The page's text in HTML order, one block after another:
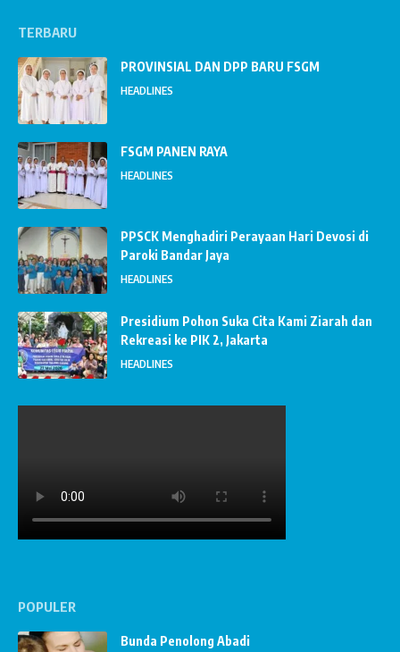
TERBARU
PROVINSIAL DAN DPP BARU FSGM
HEADLINES
FSGM PANEN RAYA
HEADLINES
PPSCK Menghadiri Perayaan Hari Devosi di
Paroki Bandar Jaya
HEADLINES
Presidium Pohon Suka Cita Kami Ziarah dan
Rekreasi ke PIK 2, Jakarta
HEADLINES
POPULER
Bunda Penolong Abadi